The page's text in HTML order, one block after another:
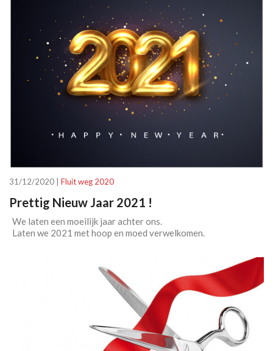
31/12/2020 | Fluit weg 2020
Prettig Nieuw Jaar 2021 !
We laten een moeilijk jaar achter ons.
Laten we 2021 met hoop en moed verwelkomen.